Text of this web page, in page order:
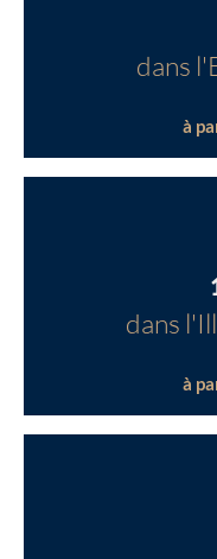
dans
à
dans
à